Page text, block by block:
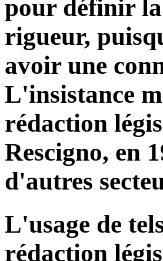
pour définir la
rigueur,
avoir une
L'insistance
rédaction
Rescigno, en
d'autres
L'usage de
rédaction